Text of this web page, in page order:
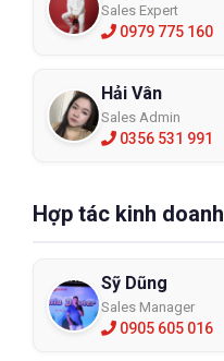
Sales Expert
0979 775 160
Hải Vân
Sales Admin
0356 531 991
Hợp tác kinh doanh
Sỹ Dũng
Sales Manager
0905 605 016